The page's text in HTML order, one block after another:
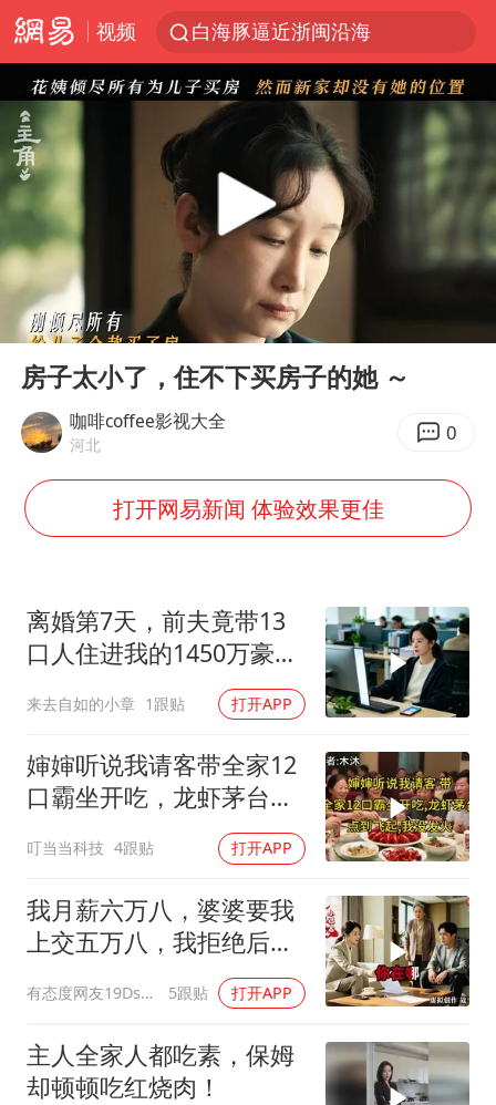
视频
白海豚逼近浙闽沿海
国足U17与阿森纳决赛取消 并列冠军
王艺迪2-4不敌张本美和止步4强
“白海豚”来了！第一批飞机已绑好
白海豚5次眼壁置换
王艺迪无缘横滨赛决赛
杭州部分地铁高架段临时停运
2025年小学教师减少13.19万
武契奇会见泽连斯基有何意图
《龙餐馆》 冲奖
《披荆斩棘2026》阵容官宣
伯克希尔净买入约200亿美元股票
以军士兵把枪口对准中国记者
构建更高水平的全民健身公共服务体系
Play
00:00
房子太小了，住不下买房子的她 ～
咖啡coffee影视大全
河北 0
打开网易新闻 体验效果更佳
离婚第7天，前夫竟带13
口人住进我的1450万豪
来去自如的小章 1跟贴 打开APP
婶婶听说我请客带全家12
口霸坐开吃，龙虾茅台点
叮当当科技 4跟贴 打开APP
我月薪六万八，婆婆要我
上交五万八，我拒绝后她
换了门锁，12天后我决意
离婚
有态度网友19Dsym 5跟贴 打开APP
主人全家人都吃素，保姆
却顿顿吃红烧肉！